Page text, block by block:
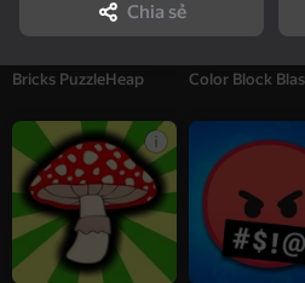
Bricks PuzzleHeap Color Block
Chia sẻ